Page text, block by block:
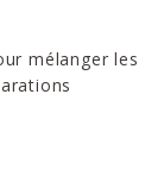
mélanger les